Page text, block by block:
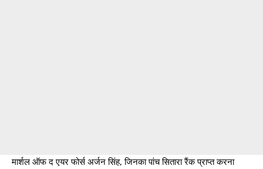
मार्शल ऑफ द एयर फोर्स अर्जन सिंह, जिनका पांच सितारा रैंक प्राप्त करना